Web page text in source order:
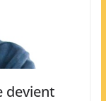
devient